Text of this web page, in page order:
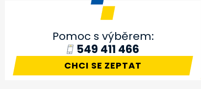
Pomoc s výběrem:
549 411 466
CHCI SE ZEPTAT